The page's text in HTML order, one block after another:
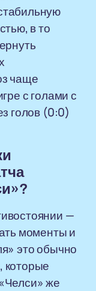
в то
чаще
с голами с
голов (0:0)
—
моменты и
это обычно
же